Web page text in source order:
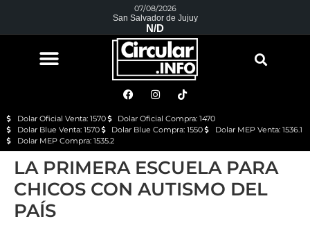
07/08/2026
San Salvador de Jujuy
N/D
Dolar Oficial Venta: 1570
Dolar Oficial Compra: 1470
Dolar Blue Venta: 1570
Dolar Blue Compra: 1550
Dolar MEP Venta: 1536.1
Dolar MEP Compra: 1535.2
LA PRIMERA ESCUELA PARA
CHICOS CON AUTISMO DEL
PAÍS